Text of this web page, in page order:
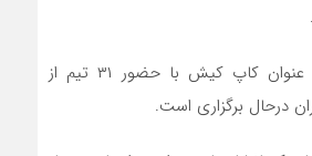
این مسابقات تحت عنوان کاپ کیش با حضور ۳۱ تیم از
درحال برگزاری است.